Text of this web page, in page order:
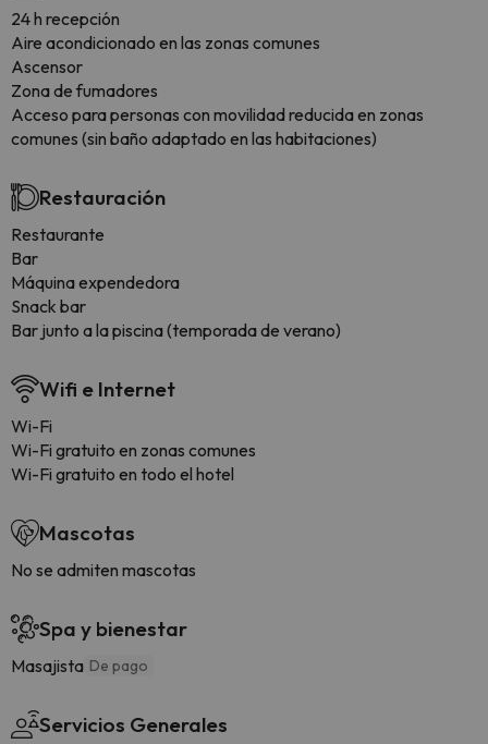
24 h recepción
Aire acondicionado en las zonas comunes
Ascensor
Zona de fumadores
Acceso para personas con movilidad reducida en zonas
comunes (sin baño adaptado en las habitaciones)
Restauración
Restaurante
Bar
Máquina expendedora
Snack bar
Bar junto a la piscina (temporada de verano)
Wifi e Internet
Wi-Fi
Wi-Fi gratuito en zonas comunes
Wi-Fi gratuito en todo el hotel
Mascotas
No se admiten mascotas
Spa y bienestar
Masajista De pago
Servicios Generales